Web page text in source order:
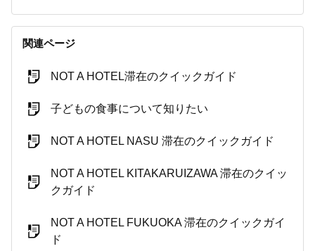
関連ページ
NOT A HOTEL滞在のクイックガイド
子どもの食事について知りたい
NOT A HOTEL NASU 滞在のクイックガイド
NOT A HOTEL KITAKARUIZAWA 滞在のクイッ
クガイド
NOT A HOTEL FUKUOKA 滞在のクイックガイ
ド